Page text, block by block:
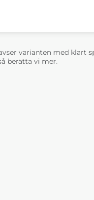
varianten med klart
berätta vi mer.